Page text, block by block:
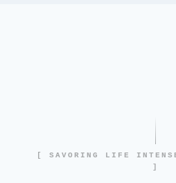
[ SAVORING LIFE
]